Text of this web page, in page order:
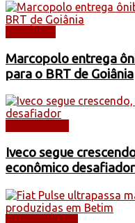
Marcopolo entrega
para o BRT de Goiânia
Iveco segue
econômico desafiador